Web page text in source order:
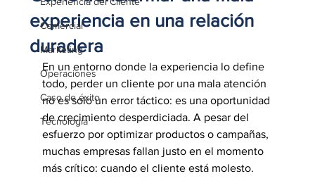
Comercial
Marketing
Operaciones
Caso de éxito
Tecnología
experiencia en una relación
duradera
En un entorno donde la experiencia lo define
todo, perder un cliente por una mala atención
no es solo un error táctico: es una oportunidad
de crecimiento desperdiciada. A pesar del
esfuerzo por optimizar productos o campañas,
muchas empresas fallan justo en el momento
más crítico: cuando el cliente está molesto.